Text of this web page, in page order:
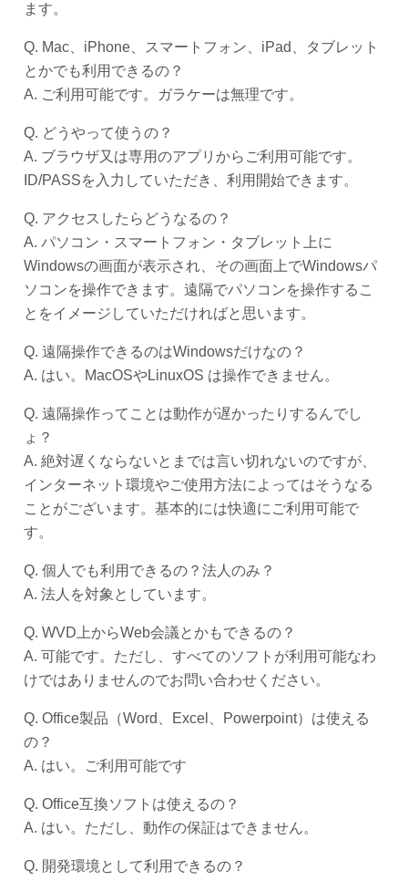
ます。
Q. Mac、iPhone、スマートフォン、iPad、タブレット
とかでも利用できるの？
A. ご利用可能です。ガラケーは無理です。
Q. どうやって使うの？
A. ブラウザ又は専用のアプリからご利用可能です。
ID/PASSを入力していただき、利用開始できます。
Q. アクセスしたらどうなるの？
A. パソコン・スマートフォン・タブレット上に
Windowsの画面が表示され、その画面上でWindowsパ
ソコンを操作できます。遠隔でパソコンを操作するこ
とをイメージしていただければと思います。
Q. 遠隔操作できるのはWindowsだけなの？
A. はい。MacOSやLinuxOS は操作できません。
Q. 遠隔操作ってことは動作が遅かったりするんでし
ょ？
A. 絶対遅くならないとまでは言い切れないのですが、
インターネット環境やご使用方法によってはそうなる
ことがございます。基本的には快適にご利用可能で
す。
Q. 個人でも利用できるの？法人のみ？
A. 法人を対象としています。
Q. WVD上からWeb会議とかもできるの？
A. 可能です。ただし、すべてのソフトが利用可能なわ
けではありませんのでお問い合わせください。
Q. Office製品（Word、Excel、Powerpoint）は使える
の？
A. はい。ご利用可能です
Q. Office互換ソフトは使えるの？
A. はい。ただし、動作の保証はできません。
Q. 開発環境として利用できるの？